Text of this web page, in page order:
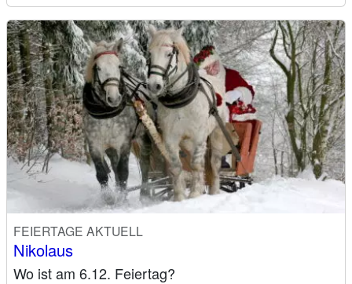
FEIERTAGE AKTUELL
Nikolaus
Wo ist am 6.12. Feiertag?